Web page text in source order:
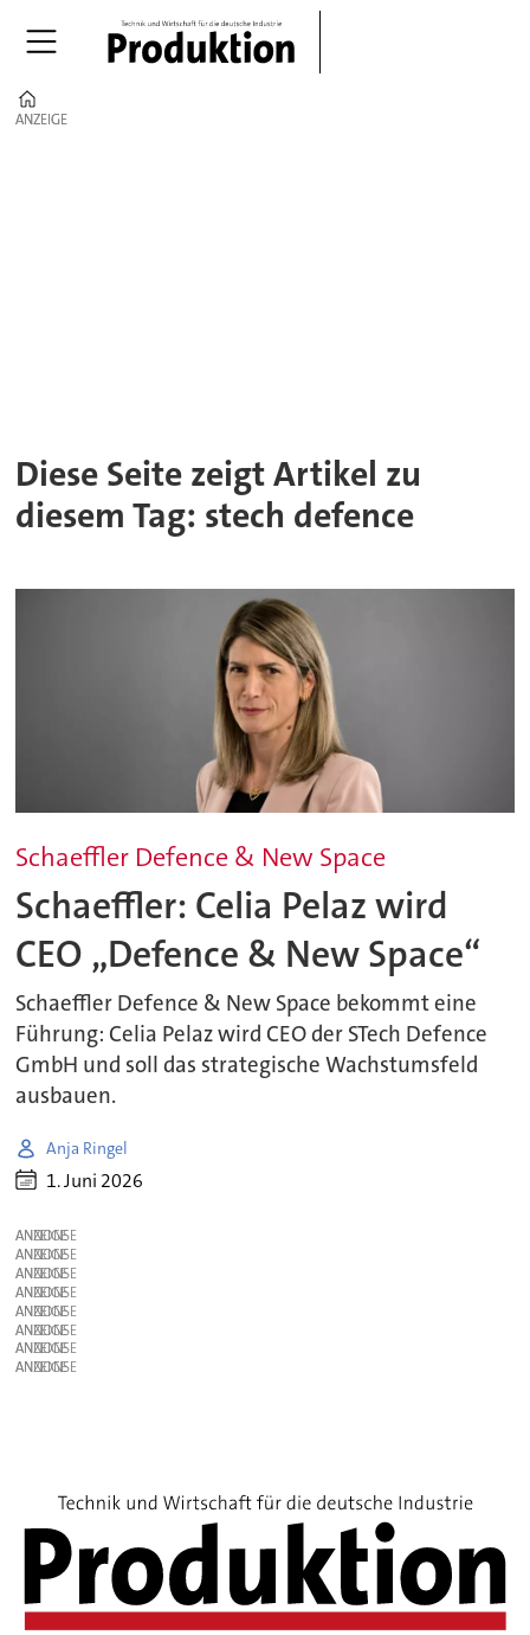
ANZEIGE
ANZEIGE
Diese Seite zeigt Artikel zu
diesem Tag: stech defence
Schaeffler Defence & New Space
Schaeffler: Celia Pelaz wird
CEO „Defence & New Space“
Schaeffler Defence & New Space bekommt eine
Führung: Celia Pelaz wird CEO der STech Defence
GmbH und soll das strategische Wachstumsfeld
ausbauen.
Anja Ringel
1. Juni 2026
ANZEIGE
ANZEIGE
ANZEIGE
ANZEIGE
ANZEIGE
ANZEIGE
ANZEIGE
ANZEIGE